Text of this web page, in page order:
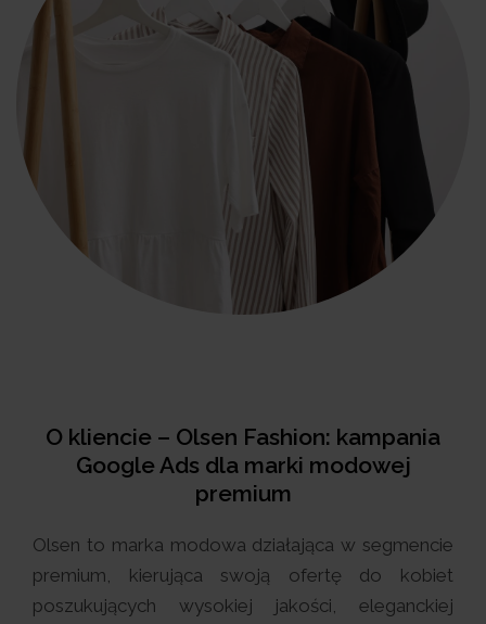
O kliencie – Olsen Fashion: kampania
Google Ads dla marki modowej
premium
Olsen to marka modowa działająca w segmencie
premium, kierująca swoją ofertę do kobiet
poszukujących wysokiej jakości, eleganckiej